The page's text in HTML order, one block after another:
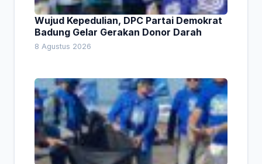
Wujud Kepedulian, DPC Partai Demokrat
Badung Gelar Gerakan Donor Darah
8 Agustus 2026